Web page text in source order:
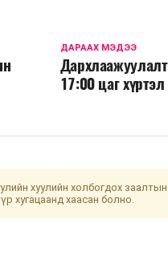
ДАРААХ МЭДЭЭ
17:00 цаг
хуулийн холбогдох заалтын
хугацаанд хаасан болно.